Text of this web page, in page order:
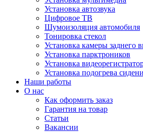
Установка автозвука
Цифровое ТВ
Шумоизоляция автомобиля
Тонировка стекол
Установка камеры заднего
Установка парктроников
Установка
Установка подогрева
Наши работы
О нас
Как оформить заказ
Гарантия на товар
Статьи
Вакансии